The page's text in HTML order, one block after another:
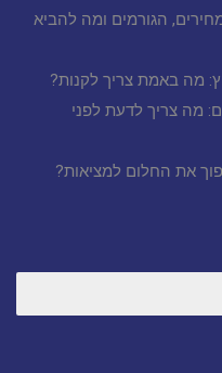
הגורמים ומה להביא
מה באמת צריך לקנות?
מה צריך לדעת לפני